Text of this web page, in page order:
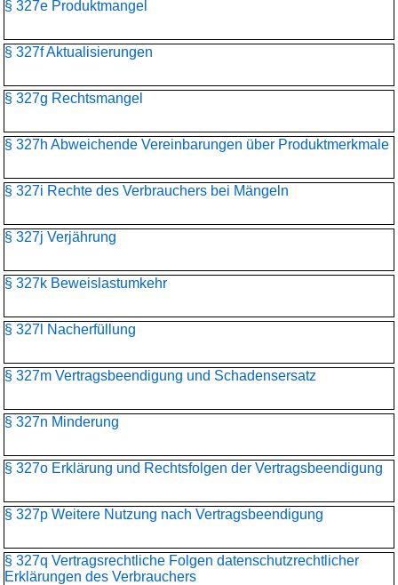
§ 327e Produktmangel
§ 327f Aktualisierungen
§ 327g Rechtsmangel
§ 327h Abweichende Vereinbarungen über Produktmerkmale
§ 327i Rechte des Verbrauchers bei Mängeln
§ 327j Verjährung
§ 327k Beweislastumkehr
§ 327l Nacherfüllung
§ 327m Vertragsbeendigung und Schadensersatz
§ 327n Minderung
§ 327o Erklärung und Rechtsfolgen der Vertragsbeendigung
§ 327p Weitere Nutzung nach Vertragsbeendigung
§ 327q Vertragsrechtliche Folgen datenschutzrechtlicher
Erklärungen des Verbrauchers